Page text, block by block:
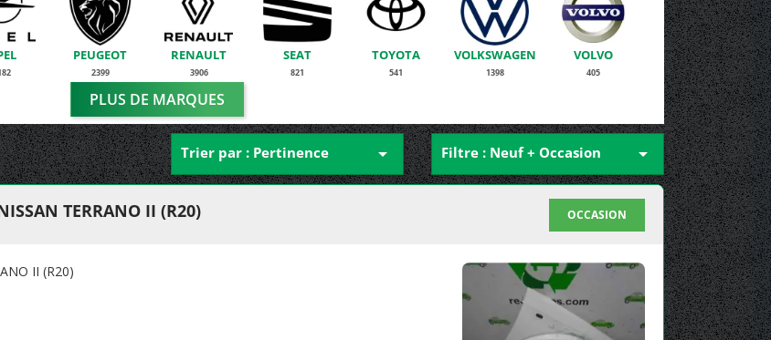
PEUGEOT
2399
RENAULT
3906
SEAT
821
TOYOTA
541
VOLKSWAGEN
1398
VOLVO
405
PLUS DE MARQUES
Trier par : Pertinence  Filtre : Neuf + Occasion 
TERRANO II (R20) OCCASION
II (R20)